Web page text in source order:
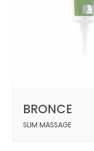
BRONCE
SLIM MASSAGE